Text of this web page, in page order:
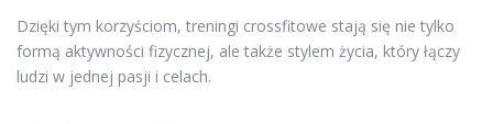
Dzięki tym korzyściom, treningi crossfitowe stają się nie tylko
formą aktywności fizycznej, ale także stylem życia, który łączy
ludzi w jednej pasji i celach.